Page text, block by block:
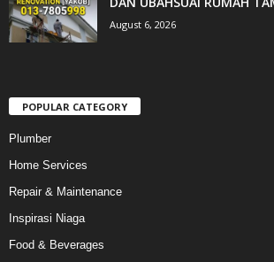
August 6, 2026
POPULAR CATEGORY
Plumber
Home Services
Repair & Maintenance
Inspirasi Niaga
Food & Beverages